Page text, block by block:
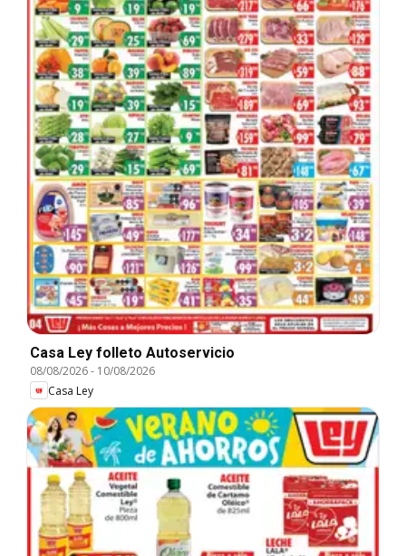
Casa Ley folleto Autoservicio
08/08/2026- 10/08/2026
Casa Ley